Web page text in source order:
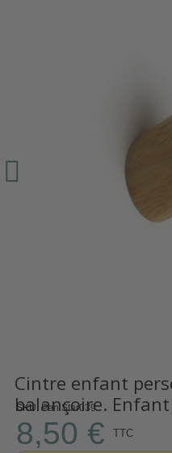
Cintre enfant
balançoire. Enfant
SKU Pen Star039
8,50 € TTC